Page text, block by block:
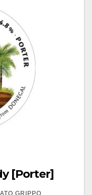
[Porter]
GRIPPO